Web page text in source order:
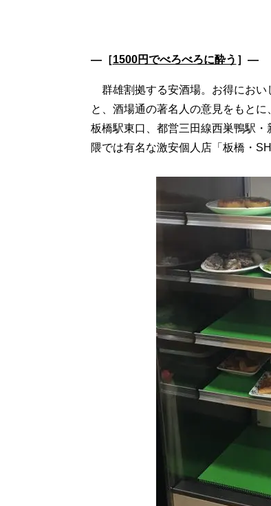
―［1500円でべろべろに酔う ］―
群雄割拠する安酒場。お得におい
と、酒場通の著名人の意見をもと
板橋駅東口、都営三田線西巣鴨駅
隈では有名な激安個人店「板橋・